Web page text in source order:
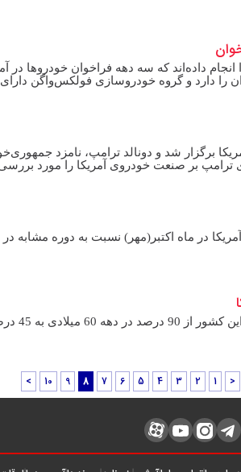
داده‌اند که سه دهه فراخوان خودروها در
دارد و گروه خودروسازی فولکس‌واگن دارای
برگزار شد و دونالد ترامپ، نامزد
ترامپ بر صنعت خودروی آمریکا را مورد
سال 2015 رسیده است.
<
1
2
3
4
5
6
7
8
9
10
>